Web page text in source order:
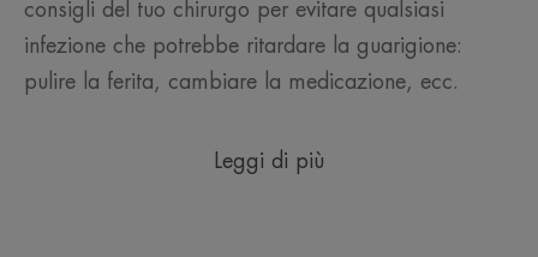
consigli del tuo chirurgo per evitare qualsiasi
infezione che potrebbe ritardare la guarigione:
pulire la ferita, cambiare la medicazione, ecc.
Leggi di più